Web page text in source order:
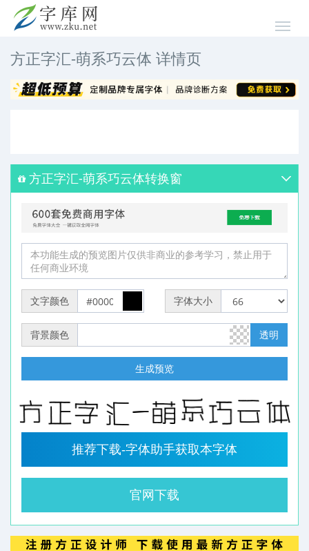
方正字汇-萌系巧云体 详情页
方正字汇-萌系巧云体转换窗
文字颜色 字体大小
背景颜色 透明
生成预览
推荐下载-字体助手获取本字体
官网下载